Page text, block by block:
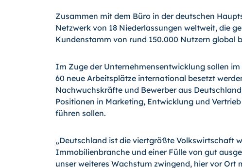
Zusammen mit dem Büro in der deutschen
Netzwerk von 18 Niederlassungen weltweit, die
Kundenstamm von rund 150.000 Nutzern global
Im Zuge der Unternehmensentwicklung sollen
60 neue Arbeitsplätze international besetzt
Nachwuchskräfte und Bewerber aus
Positionen in Marketing, Entwicklung und
führen sollen.
„Deutschland ist die viertgrößte Volkswirtschaft
Immobilienbranche und einer Fülle von gut
unser weiteres Wachstum zwingend, hier vor Ort